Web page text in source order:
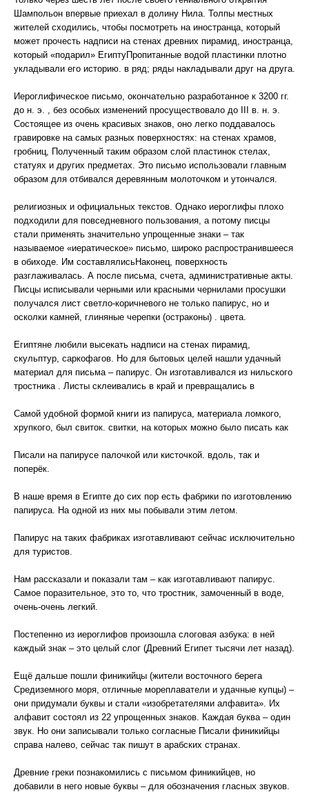
Шампольон впервые приехал в долину Нила. Толпы местных
жителей сходились, чтобы посмотреть на иностранца, который
может прочесть надписи на стенах древних пирамид, иностранца,
который «подарил» ЕгиптуПропитанные водой пластинки плотно
укладывали его историю. в ряд; ряды накладывали друг на друга.
Иероглифическое письмо, окончательно разработанное к 3200 гг.
до н. э. , без особых изменений просуществовало до III в. н. э.
Состоящее из очень красивых знаков, оно легко поддавалось
гравировке на самых разных поверхностях: на стенах храмов,
гробниц, Полученный таким образом слой пластинок стелах,
статуях и других предметах. Это письмо использовали главным
образом для отбивался деревянным молоточком и утончался.
религиозных и официальных текстов. Однако иероглифы плохо
подходили для повседневного пользования, а потому писцы
стали применять значительно упрощенные знаки – так
называемое «иератическое» письмо, широко распространившееся
в обиходе. Им составлялисьНаконец, поверхность
разглаживалась. А после письма, счета, административные акты.
Писцы исписывали черными или красными чернилами просушки
получался лист светло-коричневого не только папирус, но и
осколки камней, глиняные черепки (остраконы) . цвета.
Египтяне любили высекать надписи на стенах пирамид,
скульптур, саркофагов. Но для бытовых целей нашли удачный
материал для письма – папирус. Он изготавливался из нильского
тростника . Листы склеивались в край и превращались в
Самой удобной формой книги из папируса, материала ломкого,
хрупкого, был свиток. свитки, на которых можно было писать как
Писали на папирусе палочкой или кисточкой. вдоль, так и
поперёк.
В наше время в Египте до сих пор есть фабрики по изготовлению
папируса. На одной из них мы побывали этим летом.
Папирус на таких фабриках изготавливают сейчас исключительно
для туристов.
Нам рассказали и показали там – как изготавливают папирус.
Самое поразительное, это то, что тростник, замоченный в воде,
очень-очень легкий.
Постепенно из иероглифов произошла слоговая азбука: в ней
каждый знак – это целый слог (Древний Египет тысячи лет назад).
Ещё дальше пошли финикийцы (жители восточного берега
Средиземного моря, отличные мореплаватели и удачные купцы) –
они придумали буквы и стали «изобретателями алфавита». Их
алфавит состоял из 22 упрощенных знаков. Каждая буква – один
звук. Но они записывали только согласные Писали финикийцы
справа налево, сейчас так пишут в арабских странах.
Древние греки познакомились с письмом финикийцев, но
добавили в него новые буквы – для обозначения гласных звуков.